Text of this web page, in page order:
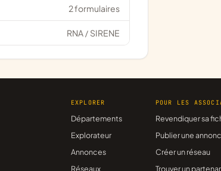
2 formulaires
RNA / SIRENE
EXPLORER
Départements
Explorateur
Annonces
Réseaux
POUR LES
Revendiquer sa
Publier une
Créer un réseau
Trouver un